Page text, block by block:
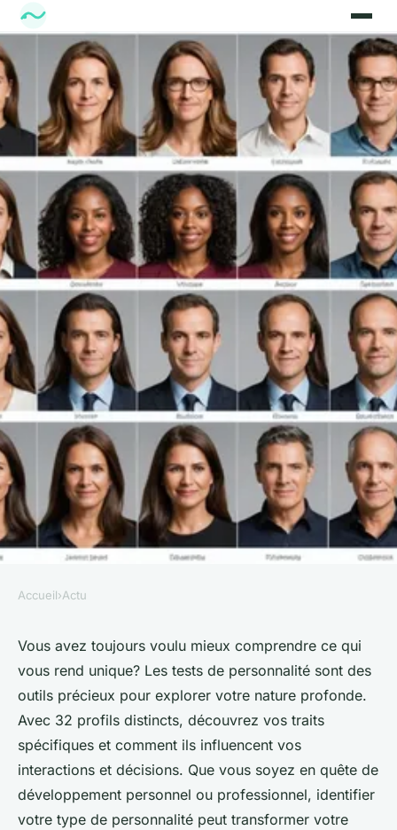
Découvrir votre type de
personnalité parmi 32 profils
Sohan•15 septembre 2024 4 min de lecture
Accueil›Actu
Vous avez toujours voulu mieux comprendre ce qui
vous rend unique? Les tests de personnalité sont des
outils précieux pour explorer votre nature profonde.
Avec 32 profils distincts, découvrez vos traits
spécifiques et comment ils influencent vos
interactions et décisions. Que vous soyez en quête de
développement personnel ou professionnel, identifier
votre type de personnalité peut transformer votre